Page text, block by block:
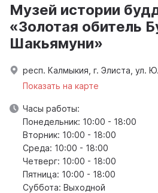
Музей истории
«Золотая обитель
Шакьямуни»
респ. Калмыкия, г. Элиста, ул.
Показать на карте
Часы работы:
Понедельник: 10:00 - 18:00
Вторник: 10:00 - 18:00
Среда: 10:00 - 18:00
Четверг: 10:00 - 18:00
Пятница: 10:00 - 18:00
Суббота: Выходной